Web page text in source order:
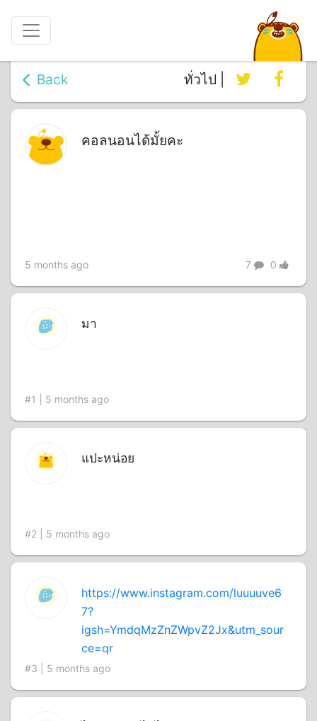
Back ทั่วไป |
คอลนอนได้มั้ยคะ
5 months ago 7 0
มา
#1 | 5 months ago
แปะหน่อย
#2 | 5 months ago
https://www.instagram.com/luuuuve6
7?
igsh=YmdqMzZnZWpvZ2Jx&utm_sour
ce=qr
#3 | 5 months ago